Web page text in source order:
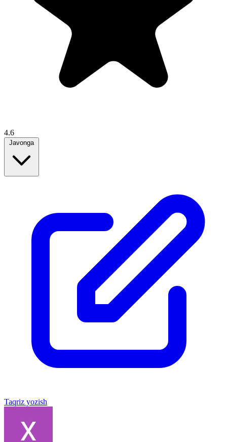
4.6
Javonga
Taqriz yozish